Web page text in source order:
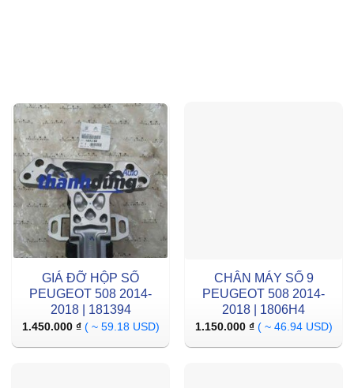
GIÁ ĐỠ HỘP SỐ
PEUGEOT 508 2014-
2018 | 181394
1.450.000 ₫ ( ~ 59.18 USD)
CHÂN MÁY SỐ 9
PEUGEOT 508 2014-
2018 | 1806H4
1.150.000 ₫ ( ~ 46.94 USD)